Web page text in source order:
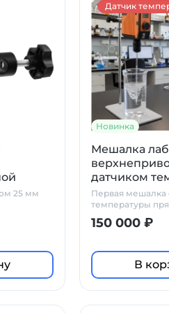
25 мм
Новинка
Мешалка
датчиком
Primelab TM
Первая мешалка
температуры
150 000 ₽
В
Датчик